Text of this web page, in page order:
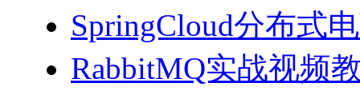
SpringCloud分布式
RabbitMQ实战视频